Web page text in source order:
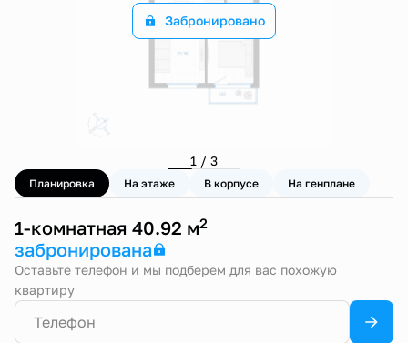
Забронировано
1 / 3
Планировка На этаже В корпусе На генплане
1-комнатная 40.92 м2
забронирована
Оставьте телефон и мы подберем для вас похожую
квартиру